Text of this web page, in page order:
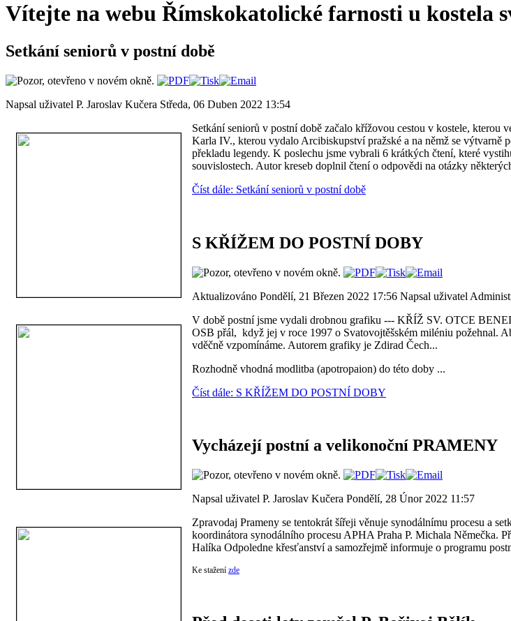
Vítejte na webu Římskokatolické farnosti u kostela
Setkání seniorů v postní době
Napsal uživatel P. Jaroslav Kučera Středa, 06 Duben 2022 13:54
Setkání seniorů v postní době začalo křížovou cestou v kostele,
Karla IV., kterou vydalo Arcibiskupství pražské a na němž se výtvarně
překladu legendy. K poslechu jsme vybrali 6 krátkých čtení, které
souvislostech. Autor kreseb doplnil čtení o odpovědi na otázky
Číst dále: Setkání seniorů v postní době
S KŘÍŽEM DO POSTNÍ DOBY
Aktualizováno Pondělí, 21 Březen 2022 17:56 Napsal uživatel
V době postní jsme vydali drobnou grafiku --- KŘÍŽ SV. OTCE
OSB přál, když jej v roce 1997 o Svatovojtěšském miléniu požehnal.
vděčně vzpomínáme. Autorem grafiky je Zdirad Čech...
Rozhodně vhodná modlitba (apotropaion) do této doby ...
Číst dále: S KŘÍŽEM DO POSTNÍ DOBY
Vycházejí postní a velikonoční PRAMENY
Napsal uživatel P. Jaroslav Kučera Pondělí, 28 Únor 2022 11:57
Zpravodaj Prameny se tentokrát šířeji věnuje synodálnímu procesu a
koordinátora synodálního procesu APHA Praha P. Michala Němečka.
Halíka Odpoledne křesťanství a samozřejmě informuje o programu
Ke stažení zde